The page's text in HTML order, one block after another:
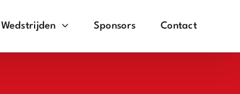
Wedstrijden Sponsors Contact